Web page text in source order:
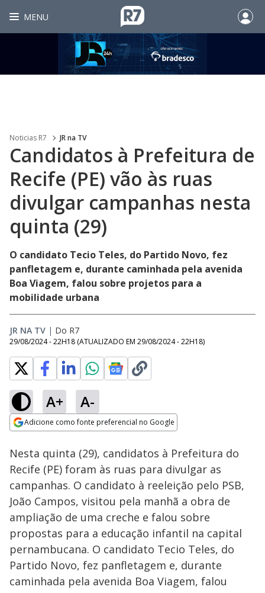
MENU
Noticias R7 JR na TV
Candidatos à Prefeitura de
Recife (PE) vão às ruas
divulgar campanhas nesta
quinta (29)
O candidato Tecio Teles, do Partido Novo, fez
panfletagem e, durante caminhada pela avenida
Boa Viagem, falou sobre projetos para a
mobilidade urbana
JR NA TV | Do R7
29/08/2024 - 22H18 (ATUALIZADO EM 29/08/2024 - 22H18)
A+ A-
Adicione como fonte preferencial no Google
Ativar
Loaded:
39.90%
Nesta quinta (29), candidatos à Prefeitura do
Recife (PE) foram às ruas para divulgar as
campanhas. O candidato à reeleição pelo PSB,
João Campos, visitou pela manhã a obra de
ampliação de uma creche e falou sobre
propostas para a educação infantil na capital
pernambucana. O candidato Tecio Teles, do
Partido Novo, fez panfletagem e, durante
caminhada pela avenida Boa Viagem, falou